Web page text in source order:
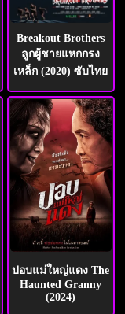
Breakout Brothers
ลูกผู้ชายแหกกรง
เหล็ก (2020) ซับไทย
ปอบแม่ใหญ่แดง The
Haunted Granny
(2024)